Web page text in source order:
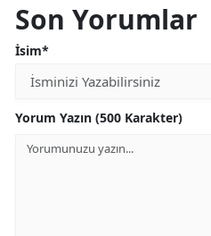
Son Yorumlar
İsim*
Yorum Yazın (500 Karakter)